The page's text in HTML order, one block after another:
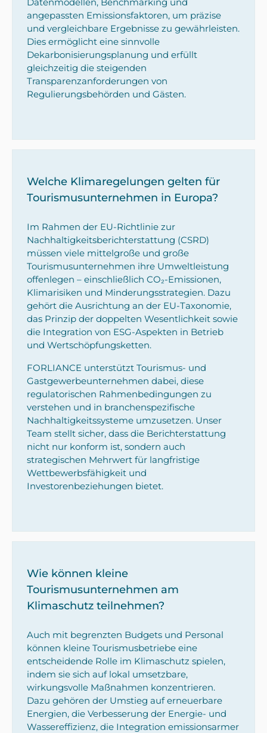
angepassten Emissionsfaktoren, um präzise
und vergleichbare Ergebnisse zu gewährleisten.
Dies ermöglicht eine sinnvolle
Dekarbonisierungsplanung und erfüllt
gleichzeitig die steigenden
Transparenzanforderungen von
Regulierungsbehörden und Gästen.
Welche Klimaregelungen gelten für
Tourismusunternehmen in Europa?
Im Rahmen der EU-Richtlinie zur
Nachhaltigkeitsberichterstattung (CSRD)
müssen viele mittelgroße und große
Tourismusunternehmen ihre Umweltleistung
offenlegen – einschließlich CO₂-Emissionen,
Klimarisiken und Minderungsstrategien. Dazu
gehört die Ausrichtung an der EU-Taxonomie,
das Prinzip der doppelten Wesentlichkeit sowie
die Integration von ESG-Aspekten in Betrieb
und Wertschöpfungsketten.
FORLIANCE unterstützt Tourismus- und
Gastgewerbeunternehmen dabei, diese
regulatorischen Rahmenbedingungen zu
verstehen und in branchenspezifische
Nachhaltigkeitssysteme umzusetzen. Unser
Team stellt sicher, dass die Berichterstattung
nicht nur konform ist, sondern auch
strategischen Mehrwert für langfristige
Wettbewerbsfähigkeit und
Investorenbeziehungen bietet.
Wie können kleine
Tourismusunternehmen am
Klimaschutz teilnehmen?
Auch mit begrenzten Budgets und Personal
können kleine Tourismusbetriebe eine
entscheidende Rolle im Klimaschutz spielen,
indem sie sich auf lokal umsetzbare,
wirkungsvolle Maßnahmen konzentrieren.
Dazu gehören der Umstieg auf erneuerbare
Energien, die Verbesserung der Energie- und
Wassereffizienz, die Integration emissionsarmer